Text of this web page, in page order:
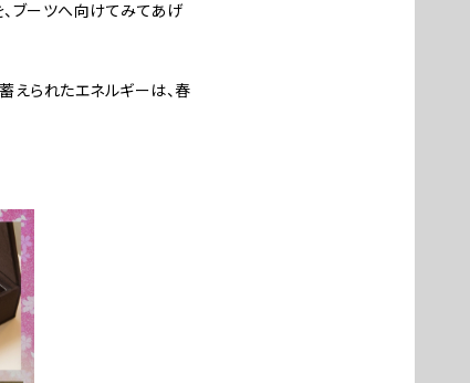
ブーツへ向けてみてあげ
えられたエネルギーは、春